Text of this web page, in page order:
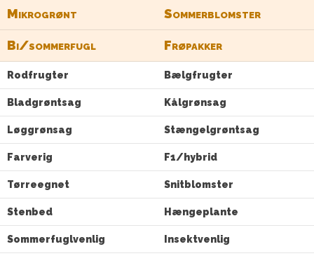
Mikrogrønt Sommerblomster
Bi/sommerfugl Frøpakker
Rodfrugter Bælgfrugter
Bladgrøntsag Kålgrønsag
Løggrønsag Stængelgrøntsag
Farverig F1/hybrid
Tørreegnet Snitblomster
Stenbed Hængeplante
Sommerfuglvenlig Insektvenlig